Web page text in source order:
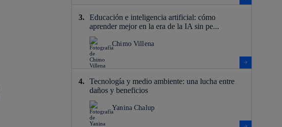
Educación e inteligencia artificial: cómo
aprender mejor en la era de la IA sin pe...
Chimo Villena
Tecnología y medio ambiente: una lucha entre
daños y beneficios
Yanina Chalup